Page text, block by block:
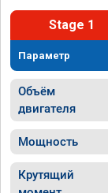
Stage 1
Параметр
Объём
двигателя
Мощность
Крутящий